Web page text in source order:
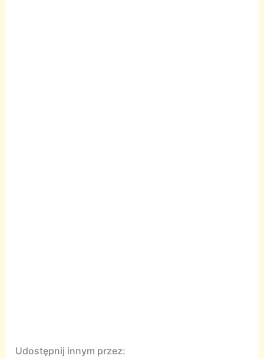
Udostępnij innym przez: